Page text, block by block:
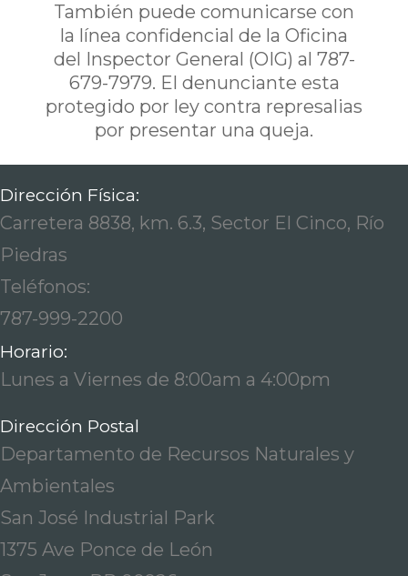
También puede comunicarse con
la línea confidencial de la Oficina
del Inspector General (OIG) al 787-
679-7979. El denunciante esta
protegido por ley contra represalias
por presentar una queja.
Dirección Física:
Carretera 8838, km. 6.3, Sector El Cinco, Río
Piedras
Teléfonos:
787-999-2200
Horario:
Lunes a Viernes de 8:00am a 4:00pm
Dirección Postal
Departamento de Recursos Naturales y
Ambientales
San José Industrial Park
1375 Ave Ponce de León